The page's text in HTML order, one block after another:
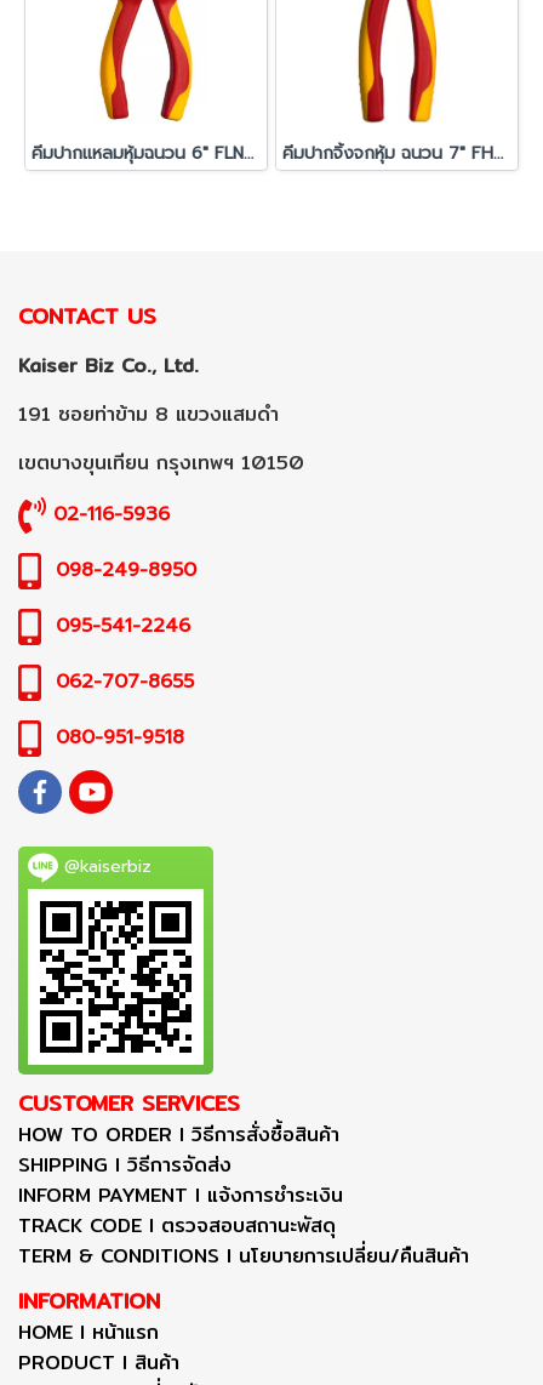
คีมปากแหลมหุ้มฉนวน 6" FLNP206 คีมปากจิ้งจกหุ้ม ฉนวน 7" FHCP207
CONTACT US
Kaiser Biz Co., Ltd.
191 ซอยท่าข้าม 8 แขวงแสมดำ
เขตบางขุนเทียน กรุงเทพฯ 10150
02-116-5936
098-249-8950
095-541-2246
062-707-8655
080-951-9518
@kaiserbiz
CUSTOMER SERVICES
HOW TO ORDER I วิธีการสั่งซื้อสินค้า
SHIPPING I วิธีการจัดส่ง
INFORM PAYMENT I แจ้งการชำระเงิน
TRACK CODE I ตรวจสอบสถานะพัสดุ
TERM & CONDITIONS I นโยบายการเปลี่ยน/คืนสินค้า
INFORMATION
HOME I หน้าแรก
PRODUCT I สินค้า